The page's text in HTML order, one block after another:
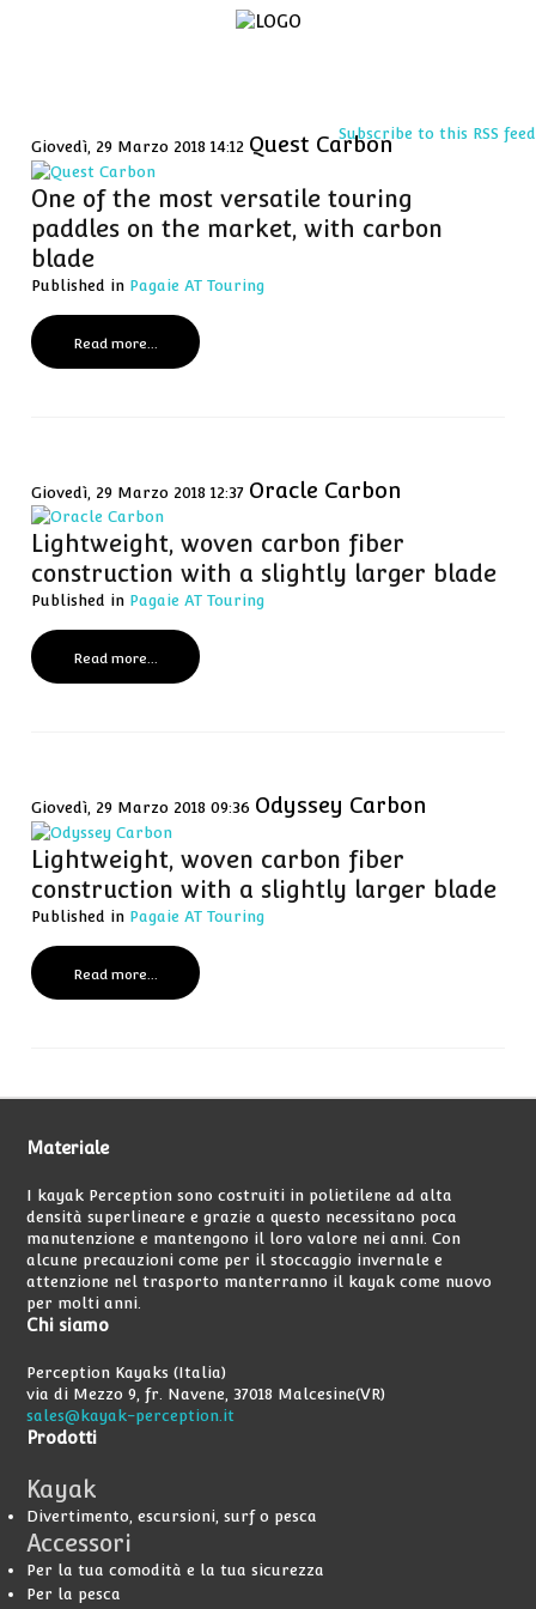
Kayaks
Pagaie
e
accessori
Tecnologia
Subscribe to this RSS feed
Giovedì, 29 Marzo 2018 14:12 Quest Carbon
One of the most versatile touring
paddles on the market, with carbon
blade
Published in Pagaie AT Touring
Read more...
Giovedì, 29 Marzo 2018 12:37 Oracle Carbon
Lightweight, woven carbon fiber
construction with a slightly larger blade
Published in Pagaie AT Touring
Read more...
Giovedì, 29 Marzo 2018 09:36 Odyssey Carbon
Lightweight, woven carbon fiber
construction with a slightly larger blade
Published in Pagaie AT Touring
Read more...
Materiale
I kayak Perception sono costruiti in polietilene ad alta
densità superlineare e grazie a questo necessitano poca
manutenzione e mantengono il loro valore nei anni. Con
alcune precauzioni come per il stoccaggio invernale e
attenzione nel trasporto manterranno il kayak come nuovo
per molti anni.
Chi siamo
Perception Kayaks (Italia)
via di Mezzo 9, fr. Navene, 37018 Malcesine(VR)
sales@kayak-perception.it
Prodotti
Kayak
Divertimento, escursioni, surf o pesca
Accessori
Per la tua comodità e la tua sicurezza
Per la pesca